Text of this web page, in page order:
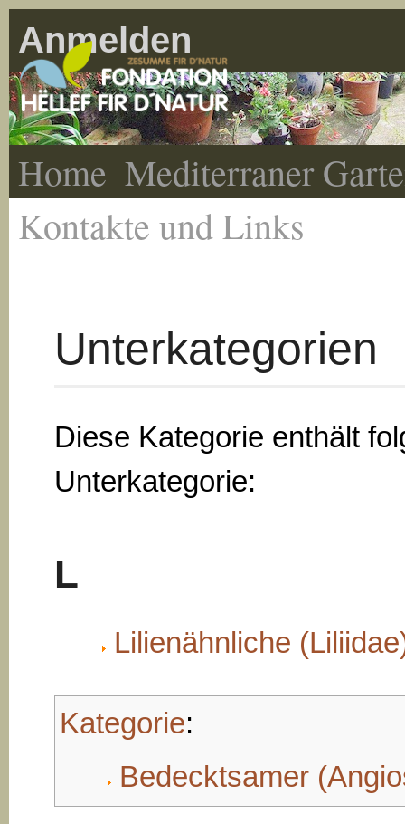
Anmelden
Home Mediterraner
Kontakte und Links
Unterkategorien
Diese Kategorie enthält
Unterkategorie:
L
Lilienähnliche
Kategorie:
Bedecktsamer